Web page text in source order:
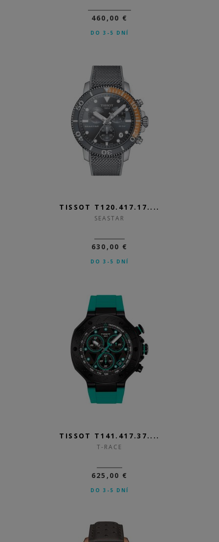
460,00 €
DO 3-5 DNÍ
TISSOT T120.417.17....
SEASTAR
630,00 €
DO 3-5 DNÍ
TISSOT T141.417.37....
T-RACE
625,00 €
DO 3-5 DNÍ